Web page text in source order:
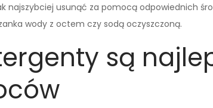
najszybciej usunąć za pomocą odpowiednich
wody z octem czy sodą oczyszczoną.
są